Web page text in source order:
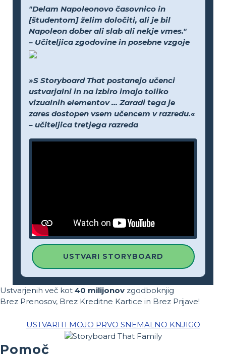
"Delam Napoleonovo časovnico in
[študentom] želim določiti, ali je bil
Napoleon dober ali slab ali nekje vmes."
– Učiteljica zgodovine in posebne vzgoje
»S Storyboard That postanejo učenci
ustvarjalni in na izbiro imajo toliko
vizualnih elementov ... Zaradi tega je
zares dostopen vsem učencem v razredu.«
– učiteljica tretjega razreda
USTVARI STORYBOARD
Ustvarjenih več kot 40 milijonov zgodboknjig
Brez Prenosov, Brez Kreditne Kartice in Brez Prijave!
USTVARITI MOJO PRVO SNEMALNO KNJIGO
Pomoč